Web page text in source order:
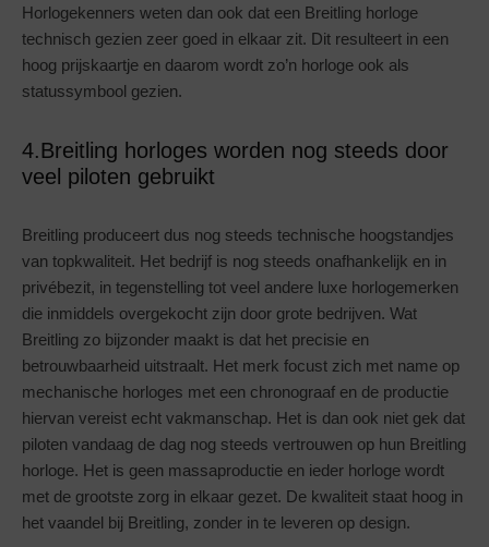
Horlogekenners weten dan ook dat een Breitling horloge
technisch gezien zeer goed in elkaar zit. Dit resulteert in een
hoog prijskaartje en daarom wordt zo’n horloge ook als
statussymbool gezien.
4.Breitling horloges worden nog steeds door
veel piloten gebruikt
Breitling produceert dus nog steeds technische hoogstandjes
van topkwaliteit. Het bedrijf is nog steeds onafhankelijk en in
privébezit, in tegenstelling tot veel andere luxe horlogemerken
die inmiddels overgekocht zijn door grote bedrijven. Wat
Breitling zo bijzonder maakt is dat het precisie en
betrouwbaarheid uitstraalt. Het merk focust zich met name op
mechanische horloges met een chronograaf en de productie
hiervan vereist echt vakmanschap. Het is dan ook niet gek dat
piloten vandaag de dag nog steeds vertrouwen op hun Breitling
horloge. Het is geen massaproductie en ieder horloge wordt
met de grootste zorg in elkaar gezet. De kwaliteit staat hoog in
het vaandel bij Breitling, zonder in te leveren op design.